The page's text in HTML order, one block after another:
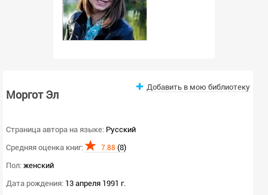
Моргот Эл
Добавить в мою библиотеку
Страница автора на языке: Русский
Средняя оценка книг:
7.88 (8)
Пол: женский
Дата рождения: 13 апреля 1991 г.